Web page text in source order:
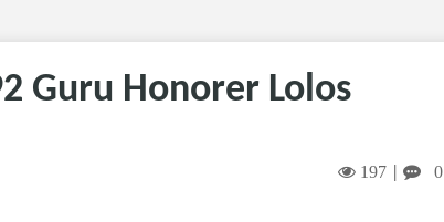
Guru Honorer Lolos
197 0